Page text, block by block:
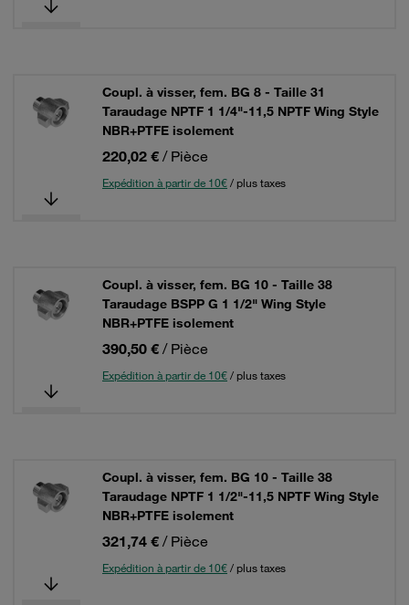
Coupl. à visser, fem. BG 8 - Taille 31
Taraudage NPTF 1 1/4"-11,5 NPTF Wing Style
NBR+PTFE isolement
220,02 € / Pièce
Expédition à partir de 10€/ plus taxes
Coupl. à visser, fem. BG 10 - Taille 38
Taraudage BSPP G 1 1/2" Wing Style
NBR+PTFE isolement
390,50 € / Pièce
Expédition à partir de 10€/ plus taxes
Coupl. à visser, fem. BG 10 - Taille 38
Taraudage NPTF 1 1/2"-11,5 NPTF Wing Style
NBR+PTFE isolement
321,74 € / Pièce
Expédition à partir de 10€/ plus taxes